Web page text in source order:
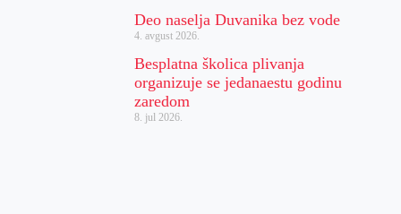
Deo naselja Duvanika bez vode
4. avgust 2026.
Besplatna školica plivanja
organizuje se jedanaestu godinu
zaredom
8. jul 2026.